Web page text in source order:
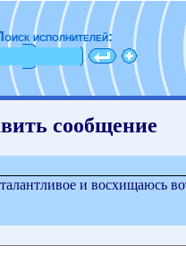
исполнителей:
сообщение
и восхищаюсь